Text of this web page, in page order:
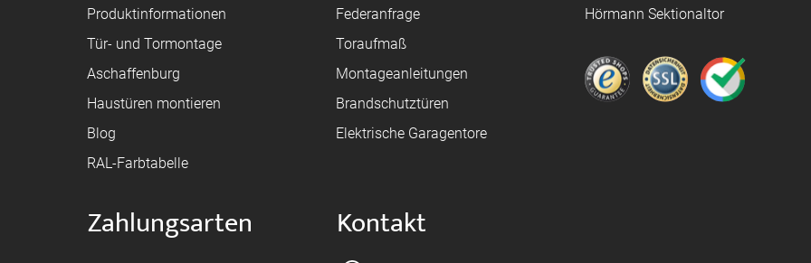
Produktinformationen
Tür- und Tormontage
Aschaffenburg
Haustüren montieren
Blog
RAL-Farbtabelle
Federanfrage
Toraufmaß
Montageanleitungen
Brandschutztüren
Elektrische Garagentore
Hörmann Sektionaltor
Zahlungsarten Kontakt